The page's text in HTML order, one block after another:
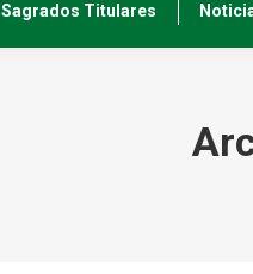
Sagrados Titulares